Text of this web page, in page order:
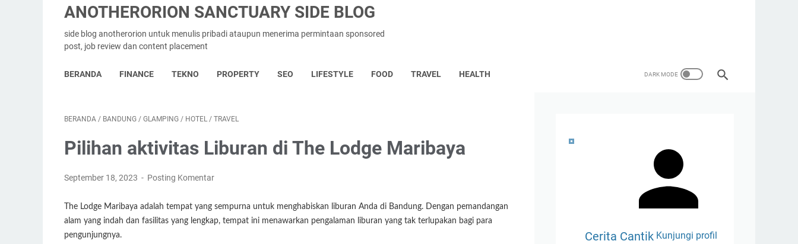
ANOTHERORION SANCTUARY SIDE BLOG
side blog anotherorion untuk menulis pribadi ataupun menerima permintaan sponsored
post, job review dan content placement
BERANDA FINANCE TEKNO PROPERTY SEO LIFESTYLE FOOD TRAVEL HEALTH
BERANDA / BANDUNG / GLAMPING / HOTEL / TRAVEL
Pilihan aktivitas Liburan di The Lodge Maribaya
September 18, 2023 Posting Komentar
The Lodge Maribaya adalah tempat yang sempurna untuk menghabiskan liburan Anda di Bandung. Dengan pemandangan
alam yang indah dan fasilitas yang lengkap, tempat ini menawarkan pengalaman liburan yang tak terlupakan bagi para
pengunjungnya.
Cerita CantikKunjungi profil